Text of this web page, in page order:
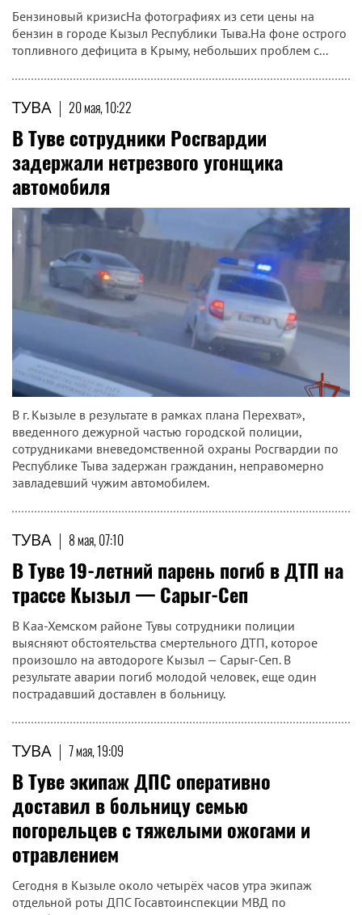
Бензиновый кризисНа фотографиях из сети цены на
бензин в городе Кызыл Республики Тыва.На фоне острого
топливного дефицита в Крыму, небольших проблем с...
ТУВА | 20 мая, 10:22
В Туве сотрудники Росгвардии
задержали нетрезвого угонщика
автомобиля
В г. Кызыле в результате в рамках плана Перехват»,
введенного дежурной частью городской полиции,
сотрудниками вневедомственной охраны Росгвардии по
Республике Тыва задержан гражданин, неправомерно
завладевший чужим автомобилем.
ТУВА | 8 мая, 07:10
В Туве 19-летний парень погиб в ДТП на
трассе Кызыл — Сарыг-Сеп
В Каа-Хемском районе Тувы сотрудники полиции
выясняют обстоятельства смертельного ДТП, которое
произошло на автодороге Кызыл — Сарыг-Сеп. В
результате аварии погиб молодой человек, еще один
пострадавший доставлен в больницу.
ТУВА | 7 мая, 19:09
В Туве экипаж ДПС оперативно
доставил в больницу семью
погорельцев с тяжелыми ожогами и
отравлением
Сегодня в Кызыле около четырёх часов утра экипаж
отдельной роты ДПС Госавтоинспекции МВД по